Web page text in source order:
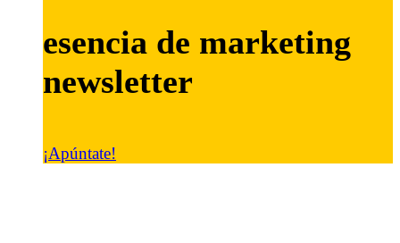
esencia de marketing
newsletter
¡Apúntate!